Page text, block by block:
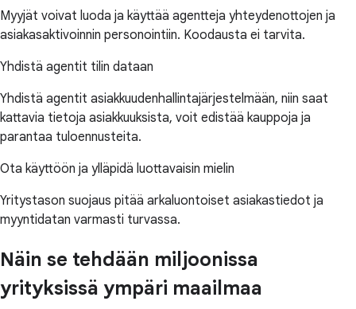
Myyjät voivat luoda ja käyttää agentteja yhteydenottojen ja
asiakasaktivoinnin personointiin. Koodausta ei tarvita.
Yhdistä agentit tilin dataan
Yhdistä agentit asiakkuudenhallintajärjestelmään, niin saat
kattavia tietoja asiakkuuksista, voit edistää kauppoja ja
parantaa tuloennusteita.
Ota käyttöön ja ylläpidä luottavaisin mielin
Yritystason suojaus pitää arkaluontoiset asiakastiedot ja
myyntidatan varmasti turvassa.
Näin se tehdään miljoonissa
yrityksissä ympäri maailmaa